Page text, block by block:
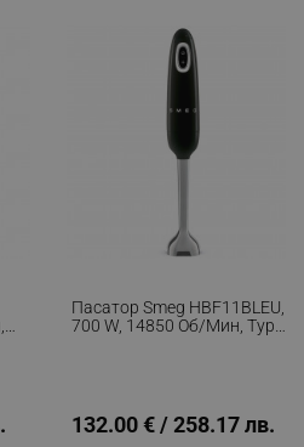
Пасатор Smeg HBF11BLEU,
700 W, 14850 Об/мин, Турбо
132.00 € / 258.17 лв.